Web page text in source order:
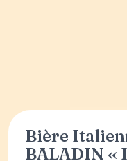
Bière
BALADIN «